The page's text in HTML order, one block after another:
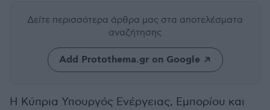
Δείτε περισσότερα άρθρα μας στα αποτελέσματα
αναζήτησης
Add Protothema.gr on Google
Η Κύπρια Υπουργός Ενέργειας, Εμπορίου και